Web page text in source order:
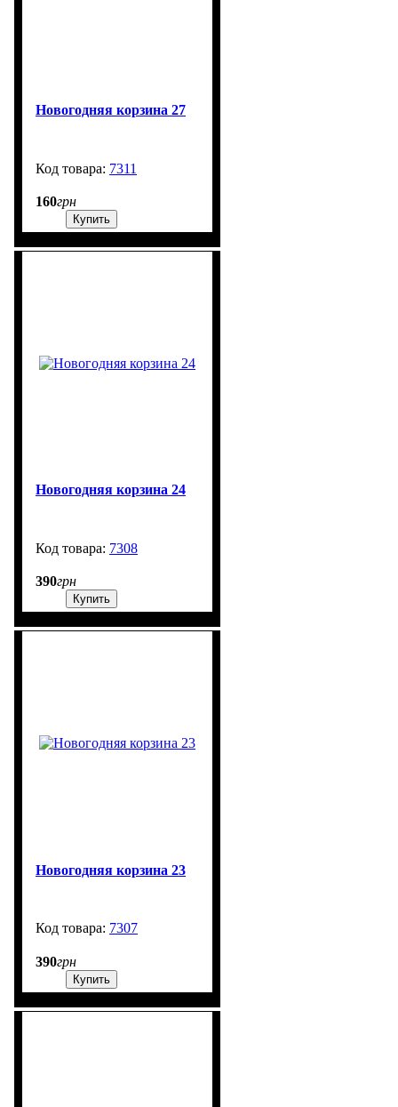
Новогодняя корзина 27
7311
160грн
Купить
Новогодняя корзина 24
7308
390грн
Купить
Новогодняя корзина 23
7307
390грн
Купить